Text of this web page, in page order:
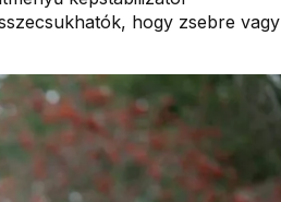
hogy zsebre vagy